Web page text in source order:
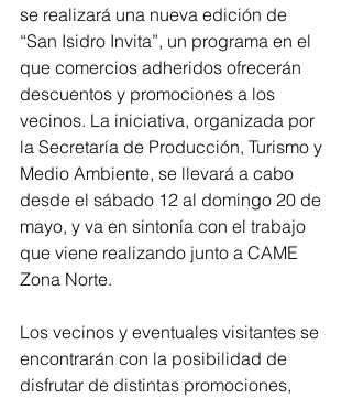
se realizará una nueva edición de
“San Isidro Invita”, un programa en el
que comercios adheridos ofrecerán
descuentos y promociones a los
vecinos. La iniciativa, organizada por
la Secretaría de Producción, Turismo y
Medio Ambiente, se llevará a cabo
desde el sábado 12 al domingo 20 de
mayo, y va en sintonía con el trabajo
que viene realizando junto a CAME
Zona Norte.
Los vecinos y eventuales visitantes se
encontrarán con la posibilidad de
disfrutar de distintas promociones,